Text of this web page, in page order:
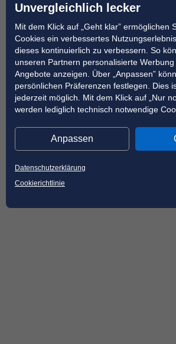
Unvergleichlich lecker
Mit dem Klick auf „Geht klar” ermöglichen
Cookies ein verbessertes
dieses kontinuierlich zu verbessern. So
unseren Partnern personalisierte
Angebote anzeigen. Über „Anpassen”
persönlichen Präferenzen festlegen. Dies
jederzeit möglich. Mit dem Klick auf „Nur
werden lediglich technisch notwendige
Anpassen
Datenschutzerklärung
Cookierichtlinie